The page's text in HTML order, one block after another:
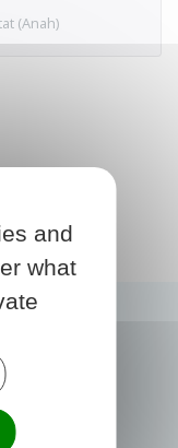
(Anah)
and
what